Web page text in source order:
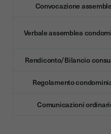
Convocazione
Verbale assemblea
Rendiconto/Bilancio
Regolamento
Comunicazioni